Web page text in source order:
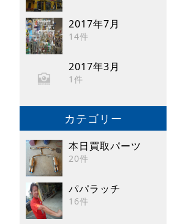
2017年7月
14件
2017年3月
1件
カテゴリー
本日買取パーツ
20件
パパラッチ
16件